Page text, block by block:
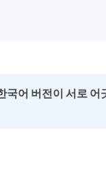
국어 버전이 서로